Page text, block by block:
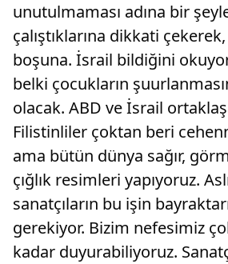
unutulmaması adına bir
çalıştıklarına dikkati
boşuna. İsrail bildiğini
belki çocukların
olacak. ABD ve İsrail
Filistinliler çoktan beri
ama bütün dünya sağır,
çığlık resimleri yapıyoruz.
sanatçıların bu işin
gerekiyor. Bizim nefesimiz
kadar duyurabiliyoruz.